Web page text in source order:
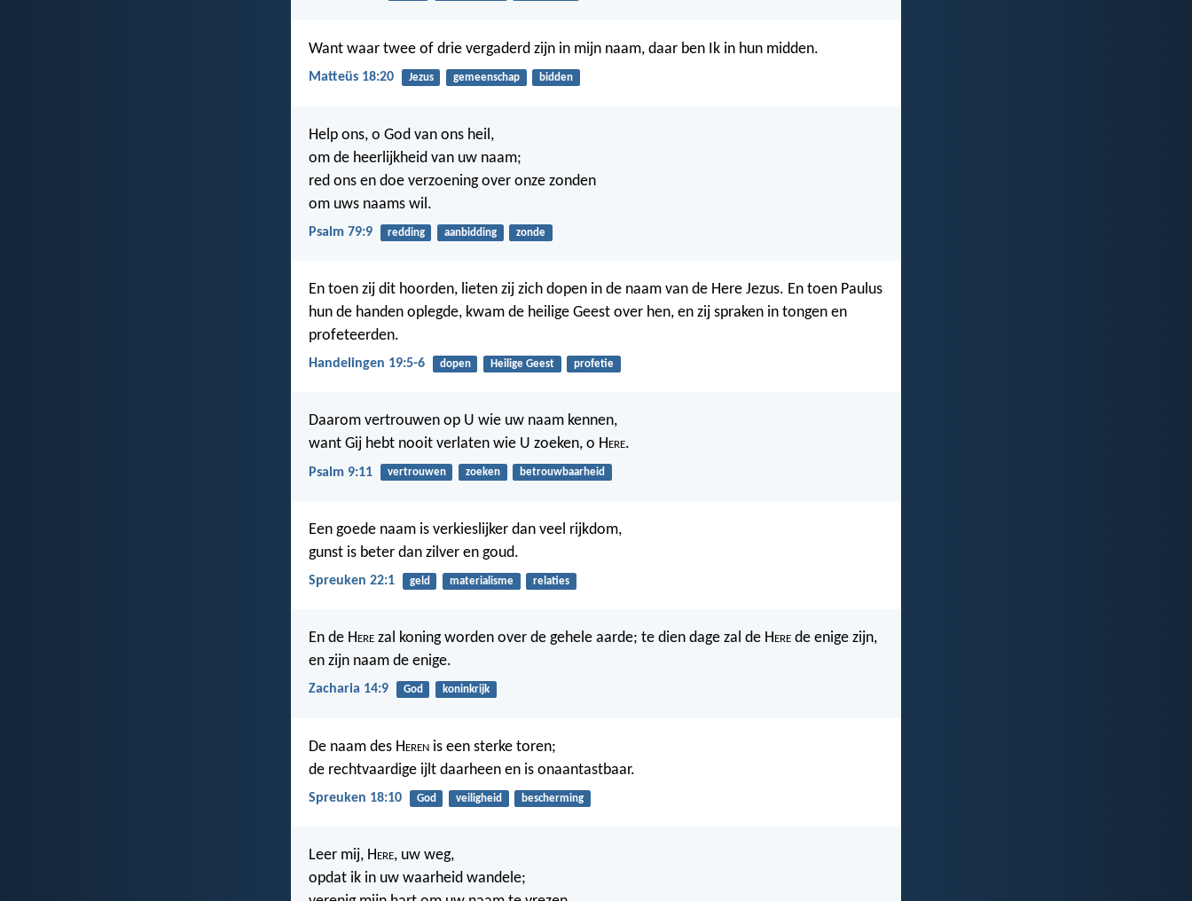
Want waar twee of drie vergaderd zijn in mijn naam, daar ben Ik in hun midden.
Matteüs 18:20 Jezus gemeenschap bidden
Help ons, o God van ons heil,
om de heerlijkheid van uw naam;
red ons en doe verzoening over onze zonden
om uws naams wil.
Psalm 79:9 redding aanbidding zonde
En toen zij dit hoorden, lieten zij zich dopen in de naam van de Here Jezus. En toen Paulus
hun de handen oplegde, kwam de heilige Geest over hen, en zij spraken in tongen en
profeteerden.
Handelingen 19:5-6 dopen Heilige Geest profetie
Daarom vertrouwen op U wie uw naam kennen,
want Gij hebt nooit verlaten wie U zoeken, o Here.
Psalm 9:11 vertrouwen zoeken betrouwbaarheid
Een goede naam is verkieslijker dan veel rijkdom,
gunst is beter dan zilver en goud.
Spreuken 22:1 geld materialisme relaties
En de Here zal koning worden over de gehele aarde; te dien dage zal de Here de enige zijn,
en zijn naam de enige.
Zacharia 14:9 God koninkrijk
De naam des Heren is een sterke toren;
de rechtvaardige ijlt daarheen en is onaantastbaar.
Spreuken 18:10 God veiligheid bescherming
Leer mij, Here, uw weg,
opdat ik in uw waarheid wandele;